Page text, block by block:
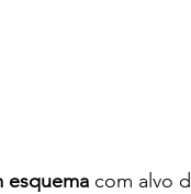
esquema com alvo